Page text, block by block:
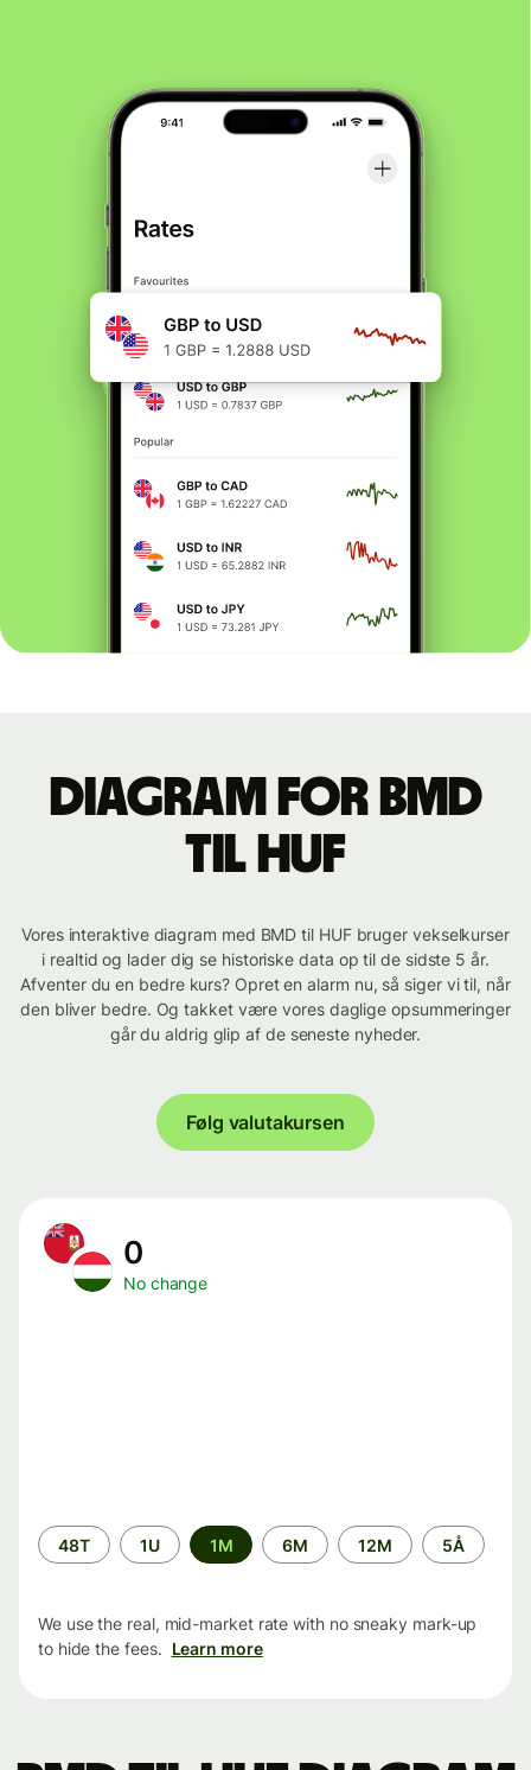
Diagram for BMD
til HUF
Vores interaktive diagram med BMD til HUF bruger vekselkurser
i realtid og lader dig se historiske data op til de sidste 5 år.
Afventer du en bedre kurs? Opret en alarm nu, så siger vi til, når
den bliver bedre. Og takket være vores daglige opsummeringer
går du aldrig glip af de seneste nyheder.
Følg valutakursen
0
No change
Time
period
48T 1U 1M 6M 12M 5Å
We use the real, mid-market rate with no sneaky mark-up
to hide the fees. Learn more